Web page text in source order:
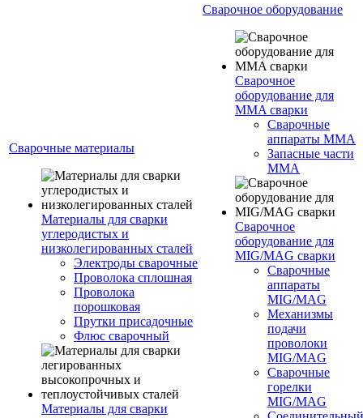
Сварочные материалы
Материалы для сварки
углеродистых и
низколегированных сталей
Электроды сварочные
Проволока сплошная
Проволока
порошковая
Прутки присадочные
Флюс сварочный
Материалы для сварки
Сварочное оборудование
Сварочное
оборудование для
MMA сварки
Сварочные
аппараты MMA
Запасные части
MMA
Сварочное
оборудование для
MIG/MAG сварки
Сварочные
аппараты
MIG/MAG
Механизмы
подачи
проволоки
MIG/MAG
Сварочные
горелки
MIG/MAG